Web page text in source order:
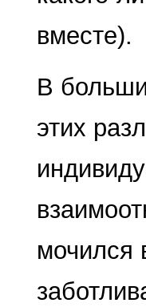
вместе).
В
этих
мочился